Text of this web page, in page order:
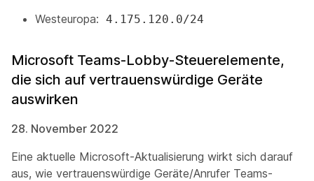
Westeuropa: 4.175.120.0/24
Microsoft Teams-Lobby-Steuerelemente,
die sich auf vertrauenswürdige Geräte
auswirken
28. November 2022
Eine aktuelle Microsoft-Aktualisierung wirkt sich darauf
aus, wie vertrauenswürdige Geräte/Anrufer Teams-